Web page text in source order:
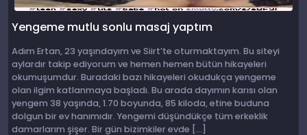
Yengeme mutlu sonlu masaj yaptım
Adım Ertan, 23 yaşındayım ve Siirt’te oturmaktayım. Bu siteyi
aylardır takip ediyorum ve hemen hemen bütün hikayeleri
okumuşumdur. Buradaki bazı hikayeleri okudukça yengeme
olan ilgim katlanmaya başladı. Bu arada dayımın karısı olan
yengem 38 yaşında, 1.70 boyunda, 85 kiloda, etine buduna
dolgun bir ev hanımıdır. Yengemi düşündükçe tüm erkeklik
damarlarım şişer. Bir gün bizimkiler evde […]